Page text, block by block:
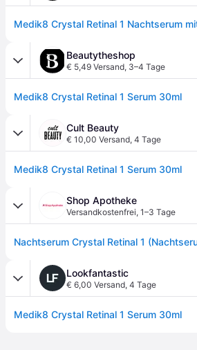
Beautytheshop
€ 5,49 Versand, 3–4 Tage
Medik8 Crystal Retinal 1 Serum 30ml
Cult Beauty
€ 10,00 Versand, 4 Tage
Medik8 Crystal Retinal 1 Serum 30ml
Shop Apotheke
Versandkostenfrei, 1–3 Tage
Lookfantastic
€ 6,00 Versand, 4 Tage
Medik8 Crystal Retinal 1 Serum 30ml